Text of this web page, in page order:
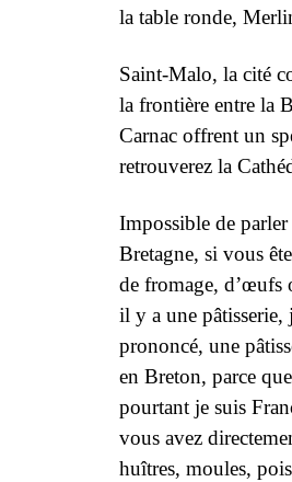
la table ronde,
Saint-Malo, la cité
la frontière entre la
Carnac offrent un
retrouverez la
Impossible de parler
Bretagne, si vous
de fromage, d’œufs
il y a une pâtisserie,
prononcé, une
en Breton, parce
pourtant je suis
vous avez
huîtres, moules,